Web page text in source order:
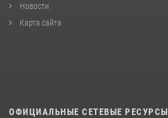
Новости
Карта сайта
ОФИЦИАЛЬНЫЕ СЕТЕВЫЕ РЕСУРСЫ